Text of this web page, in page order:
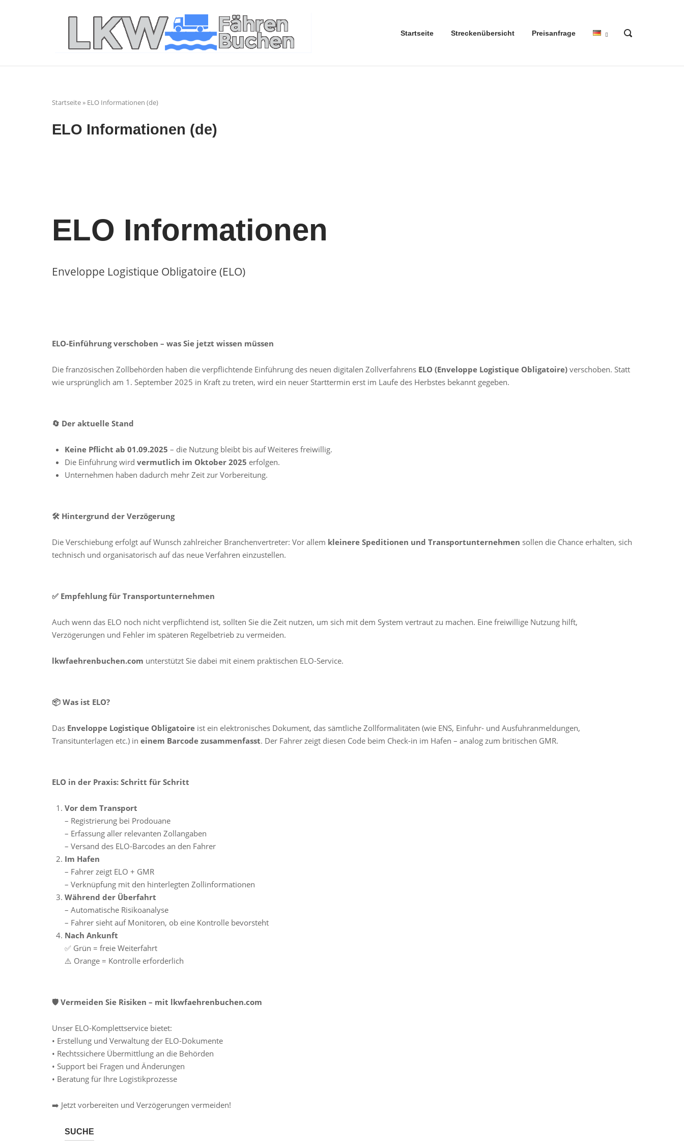
Home
Startseite Streckenübersicht Preisanfrage
OPEN
Startseite» ELO Informationen (de)
ELO Informationen (de)
ELO Informationen
Enveloppe Logistique Obligatoire (ELO)
ELO-Einführung verschoben – was Sie jetzt wissen müssen
Die französischen Zollbehörden haben die verpflichtende Einführung des neuen digitalen Zollverfahrens ELO (Enveloppe Logistique Obligatoire) verschoben. Statt
wie ursprünglich am 1. September 2025 in Kraft zu treten, wird ein neuer Starttermin erst im Laufe des Herbstes bekannt gegeben.
🔄 Der aktuelle Stand
Keine Pflicht ab 01.09.2025 – die Nutzung bleibt bis auf Weiteres freiwillig.
Die Einführung wird vermutlich im Oktober 2025 erfolgen.
Unternehmen haben dadurch mehr Zeit zur Vorbereitung.
🛠 Hintergrund der Verzögerung
Die Verschiebung erfolgt auf Wunsch zahlreicher Branchenvertreter: Vor allem kleinere Speditionen und Transportunternehmen sollen die Chance erhalten, sich
technisch und organisatorisch auf das neue Verfahren einzustellen.
✅ Empfehlung für Transportunternehmen
Auch wenn das ELO noch nicht verpflichtend ist, sollten Sie die Zeit nutzen, um sich mit dem System vertraut zu machen. Eine freiwillige Nutzung hilft,
Verzögerungen und Fehler im späteren Regelbetrieb zu vermeiden.
lkwfaehrenbuchen.com unterstützt Sie dabei mit einem praktischen ELO-Service.
📦 Was ist ELO?
Das Enveloppe Logistique Obligatoire ist ein elektronisches Dokument, das sämtliche Zollformalitäten (wie ENS, Einfuhr- und Ausfuhranmeldungen,
Transitunterlagen etc.) in einem Barcode zusammenfasst. Der Fahrer zeigt diesen Code beim Check-in im Hafen – analog zum britischen GMR.
ELO in der Praxis: Schritt für Schritt
Vor dem Transport
– Registrierung bei Prodouane
– Erfassung aller relevanten Zollangaben
– Versand des ELO-Barcodes an den Fahrer
Im Hafen
– Fahrer zeigt ELO + GMR
– Verknüpfung mit den hinterlegten Zollinformationen
Während der Überfahrt
– Automatische Risikoanalyse
– Fahrer sieht auf Monitoren, ob eine Kontrolle bevorsteht
Nach Ankunft
✅ Grün = freie Weiterfahrt
⚠️ Orange = Kontrolle erforderlich
🛡 Vermeiden Sie Risiken – mit lkwfaehrenbuchen.com
Unser ELO-Komplettservice bietet:
• Erstellung und Verwaltung der ELO-Dokumente
• Rechtssichere Übermittlung an die Behörden
• Support bei Fragen und Änderungen
• Beratung für Ihre Logistikprozesse
➡️ Jetzt vorbereiten und Verzögerungen vermeiden!
SUCHE